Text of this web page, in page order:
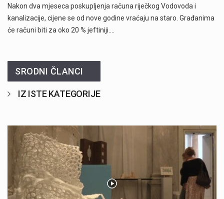
Nakon dva mjeseca poskupljenja računa riječkog Vodovoda i
kanalizacije, cijene se od nove godine vraćaju na staro. Građanima
će računi biti za oko 20 % jeftiniji.…
SRODNI ČLANCI
IZ ISTE KATEGORIJE